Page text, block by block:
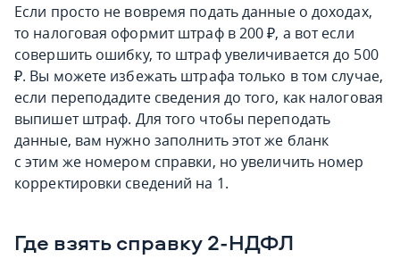
Если просто не вовремя подать данные о доходах,
то налоговая оформит штраф в 200 ₽, а вот если
совершить ошибку, то штраф увеличивается до 500
₽. Вы можете избежать штрафа только в том случае,
если переподадите сведения до того, как налоговая
выпишет штраф. Для того чтобы переподать
данные, вам нужно заполнить этот же бланк
с этим же номером справки, но увеличить номер
корректировки сведений на 1.
Где взять справку 2-НДФЛ